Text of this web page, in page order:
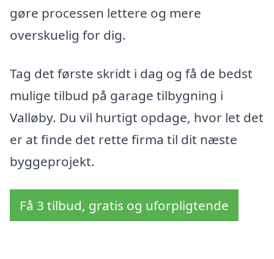
gøre processen lettere og mere
overskuelig for dig.
Tag det første skridt i dag og få de bedst
mulige tilbud på garage tilbygning i
Valløby. Du vil hurtigt opdage, hvor let det
er at finde det rette firma til dit næste
byggeprojekt.
Få 3 tilbud, gratis og uforpligtende